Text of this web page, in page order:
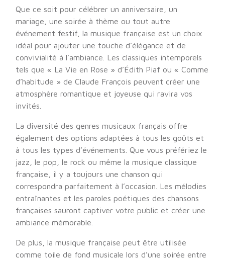
Que ce soit pour célébrer un anniversaire, un
mariage, une soirée à thème ou tout autre
événement festif, la musique française est un choix
idéal pour ajouter une touche d’élégance et de
convivialité à l’ambiance. Les classiques intemporels
tels que « La Vie en Rose » d’Édith Piaf ou « Comme
d’habitude » de Claude François peuvent créer une
atmosphère romantique et joyeuse qui ravira vos
invités.
La diversité des genres musicaux français offre
également des options adaptées à tous les goûts et
à tous les types d’événements. Que vous préfériez le
jazz, le pop, le rock ou même la musique classique
française, il y a toujours une chanson qui
correspondra parfaitement à l’occasion. Les mélodies
entraînantes et les paroles poétiques des chansons
françaises sauront captiver votre public et créer une
ambiance mémorable.
De plus, la musique française peut être utilisée
comme toile de fond musicale lors d’une soirée entre